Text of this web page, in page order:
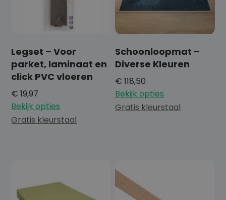
Legset – Voor
parket, laminaat en
click PVC vloeren
€ 19,97
Bekijk opties
Gratis kleurstaal
Schoonloopmat –
Diverse Kleuren
€ 118,50
Bekijk opties
Gratis kleurstaal